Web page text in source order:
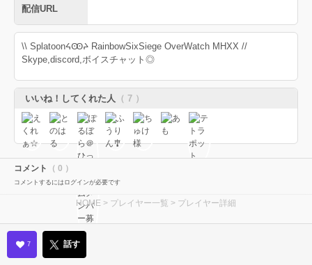
配信URL
\\ SplatoonᔦꙬᔨ RainbowSixSiege OverWatch MHXX //
Skype,discord,ボイスチャット◎
いいね！してくれた人 （ 7 ）
コメント （ 0 ）
コメントするにはログインが必要です
HOME > プレイヤー一覧 > プレイヤー詳細
7 話す